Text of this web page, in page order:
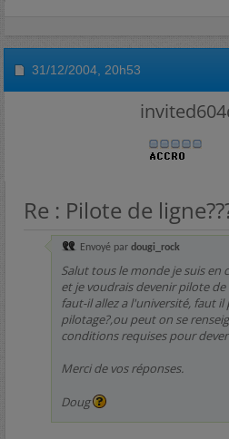
31/12/2004, 20h53
Re : Pilote de
Envoyé par dougi_rock
Salut tous le monde je suis en
et je voudrais devenir pilote
faut-il allez a l'université, faut il
pilotage?,ou peut on se
conditions requises pour
Merci de vos réponses.
Doug